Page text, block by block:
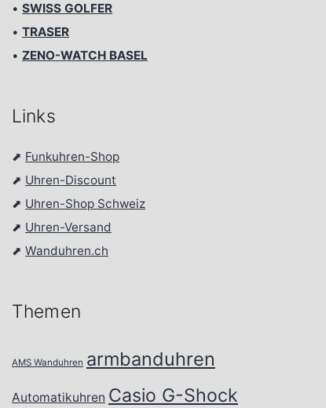
• SWISS GOLFER
• TRASER
• ZENO-WATCH BASEL
Links
⬈ Funkuhren-Shop
⬈ Uhren-Discount
⬈ Uhren-Shop Schweiz
⬈ Uhren-Versand
⬈ Wanduhren.ch
Themen
AMS Wanduhren armbanduhren
Automatikuhren Casio G-Shock